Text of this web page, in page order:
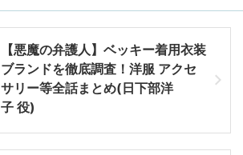
【悪魔の弁護人】ベッキー着用衣装
ブランドを徹底調査！洋服 アクセ
サリー等全話まとめ(日下部洋
子 役)